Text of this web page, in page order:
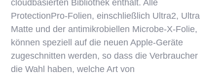
cloudbasierten Bibliothek enthält. Alle
ProtectionPro-Folien, einschließlich Ultra2, Ultra
Matte und der antimikrobiellen Microbe-X-Folie,
können speziell auf die neuen Apple-Geräte
zugeschnitten werden, so dass die Verbraucher
die Wahl haben, welche Art von